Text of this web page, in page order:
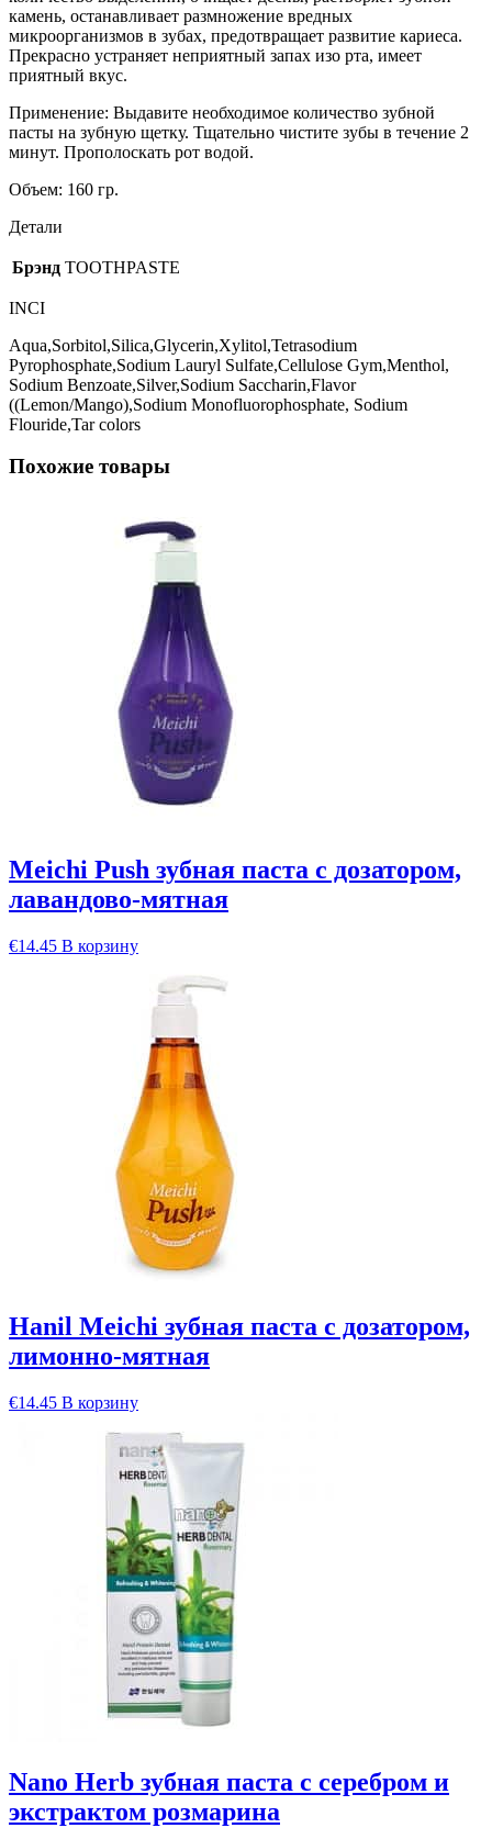
вкусом
лимона
и
манго
камень, останавливает размножение вредных
микроорганизмов в зубах, предотвращает развитие кариеса.
Прекрасно устраняет неприятный запах изо рта, имеет
приятный вкус.
Применение: Выдавите необходимое количество зубной
пасты на зубную щетку. Тщательно чистите зубы в течение 2
минут. Прополоскать рот водой.
Объем: 160 гр.
Детали
Брэнд TOOTHPASTE
INCI
Aqua,Sorbitol,Silica,Glycerin,Xylitol,Tetrasodium
Pyrophosphate,Sodium Lauryl Sulfate,Cellulose Gym,Menthol,
Sodium Benzoate,Silver,Sodium Saccharin,Flavor
((Lemon/Mango),Sodium Monofluorophosphate, Sodium
Flouride,Tar colors
Похожие товары
Meichi Push зубная паста с дозатором,
лавандово-мятная
€14.45 В корзину
Hanil Meichi зубная паста с дозатором,
лимонно-мятная
€14.45 В корзину
Nano Herb зубная паста с серебром и
экстрактом розмарина